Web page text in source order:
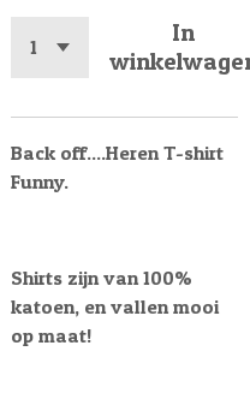
In
Back off....Heren T-shirt
Funny.
Shirts zijn van 100%
katoen, en vallen mooi
op maat!